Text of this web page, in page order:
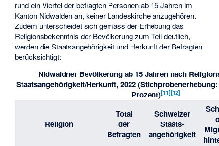
rund ein Viertel der befragten Personen ab 15 Jahren im
Kanton Nidwalden an, keiner Landeskirche anzugehören.
Zudem unterscheidet sich gemäss der Erhebung das
Religionsbekenntnis der Bevölkerung zum Teil deutlich,
werden die Staatsangehörigkeit und Herkunft der Befragten
berücksichtigt:
Nidwaldner Bevölkerung ab 15 Jahren nach
Staatsangehörigkeit/Herkunft, 2022
Prozent)[11][12]
Religion
Total
der
Befragten
Schweizer
Staats-
angehörigkeit